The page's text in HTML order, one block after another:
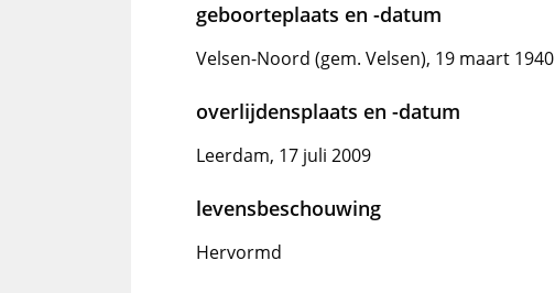
geboorteplaats en -datum
Velsen-Noord (gem. Velsen), 19 maart 1940
overlijdensplaats en -datum
Leerdam, 17 juli 2009
levensbeschouwing
Hervormd